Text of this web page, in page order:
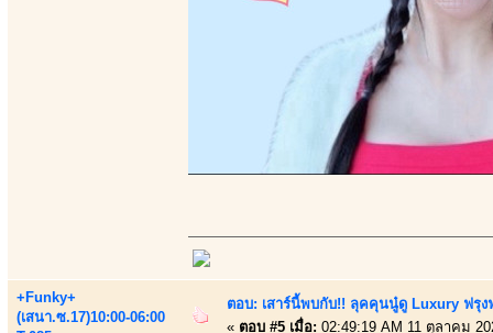
+Funky+
(เสนา.ซ.17)10:00-06:00
ตอบ: เสาร์นี้พบกับ!! ลุคคุนนู๋ดู Luxury ฟรุงฟ
« ตอบ #5 เมื่อ: 02:49:19 AM 11 ตุลาคม